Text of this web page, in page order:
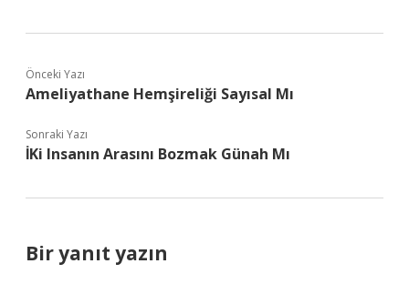
Önceki Yazı
Ameliyathane Hemşireliği Sayısal Mı
Sonraki Yazı
İKi Insanın Arasını Bozmak Günah Mı
Bir yanıt yazın